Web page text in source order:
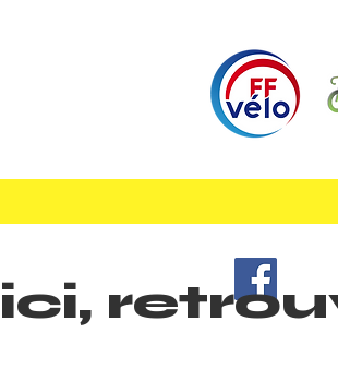
ici,